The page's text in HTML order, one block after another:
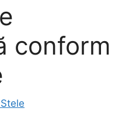
conform